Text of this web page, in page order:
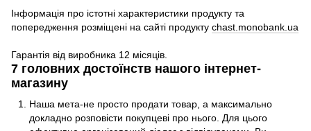
Інформація про істотні характеристики продукту та
попередження розміщені на сайті продукту chast.monobank.ua
Гарантія від виробника 12 місяців.
7 головних достоїнств нашого інтернет-
магазину
Наша мета-не просто продати товар, а максимально
докладно розповісти покупцеві про нього. Для цього